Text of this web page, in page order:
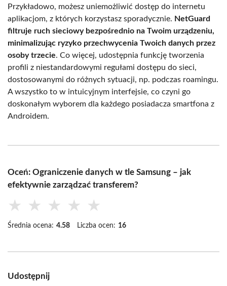
Przykładowo, możesz uniemożliwić dostęp do internetu
aplikacjom, z których korzystasz sporadycznie. NetGuard
filtruje ruch sieciowy bezpośrednio na Twoim urządzeniu,
minimalizując ryzyko przechwycenia Twoich danych przez
osoby trzecie. Co więcej, udostępnia funkcję tworzenia
profili z niestandardowymi regułami dostępu do sieci,
dostosowanymi do różnych sytuacji, np. podczas roamingu.
A wszystko to w intuicyjnym interfejsie, co czyni go
doskonałym wyborem dla każdego posiadacza smartfona z
Androidem.
Oceń: Ograniczenie danych w tle Samsung – jak
efektywnie zarządzać transferem?
★ ★ ★ ★ ★
Średnia ocena: 4.58 Liczba ocen: 16
Udostępnij